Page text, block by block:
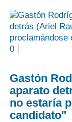
0
Gastón
aparato
no estaría
candidato"